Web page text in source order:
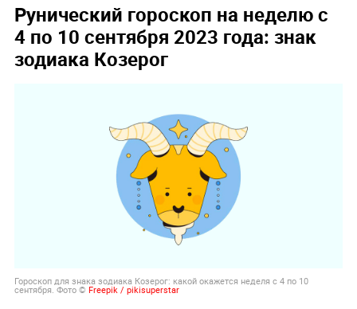
Рунический гороскоп на неделю с
4 по 10 сентября 2023 года: знак
зодиака Козерог
Гороскоп для знака зодиака Козерог: какой окажется неделя с 4 по 10
сентября. Фото © Freepik / pikisuperstar